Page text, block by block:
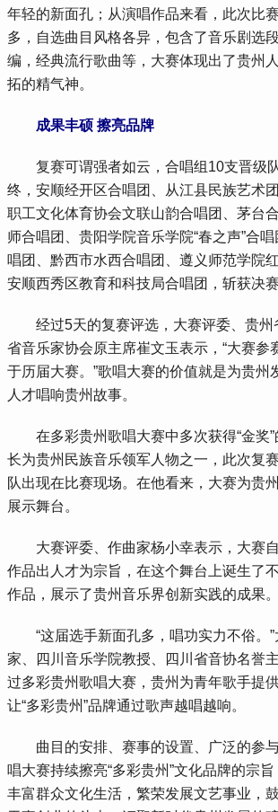
年轻的新面孔；从演唱作品来看，此次比
多，自选曲目风格各异，包含了音乐剧选
编，经典流行歌曲等，大赛体现出了贵州
拓的精气神。
成果丰硕 擦亮品牌
复赛可谓强者如云，合唱组10支晋级
终，安顺经开区合唱团、从江县民族艺术
职工文化体育协会文联山韵合唱团、茅台
师合唱团、贵阳学院音乐学院“春之声”合
唱团、黔西市水西合唱团、遵义师范学院
安顺西秀区教育和科技局合唱团，斩获决赛
经过5天的复赛评选，大赛评委、贵州
省音乐家协会原主席崔文玉表示，“大赛参
于历届大赛。”歌唱大赛的价值就是为贵州
人才唱响贵州故事。
在多彩贵州歌唱大赛中多次获得“金奖”
长为贵州民族音乐领军人物之一，此次复
队出现在比赛现场。在他看来，大赛为贵
展示舞台。
大赛评委、作曲家杨小幸表示，大赛自
作品出人才为宗旨，在这个舞台上诞生了
作品，展示了贵州音乐界创新实践的成果。
“这届选手新面孔多，唱功实力不俗。”
家、四川音乐学院教授、四川省音协名誉
过多彩贵州歌唱大赛，贵州为青年歌手提
让“多彩贵州”品牌通过歌声越唱越响。
曲目的安排、赛事的设置、广泛的参
唱大赛持续擦亮“多彩贵州”文化品牌的宗
丰富群众文化生活，繁荣发展文艺事业，